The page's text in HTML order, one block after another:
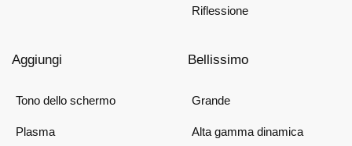
Riflessione
Aggiungi
Tono dello schermo
Plasma
Bellissimo
Grande
Alta gamma dinamica